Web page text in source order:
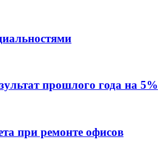
прошлого года на 5%
при ремонте офисов